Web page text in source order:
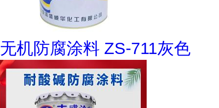
无机防腐涂料 ZS-711灰色